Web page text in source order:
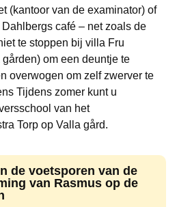
(kantoor van de examinator) of
café – net zoals de
te stoppen bij villa Fru
om een deuntje te
overwogen om zelf zwerver te
Tijdens zomer kunt u
van het
Torp op Valla gård.
de voetsporen van de
van Rasmus op de